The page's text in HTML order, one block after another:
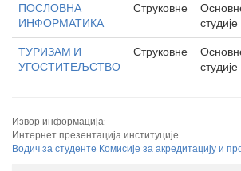
ПОСЛОВНА
ИНФОРМАТИКА
Струковне
студије
ТУРИЗАМ И
УГОСТИТЕЉСТВО
Струковне
студије
Извор информација:
Интернет презентација институције
Водич за студенте Комисије за акредитацију и